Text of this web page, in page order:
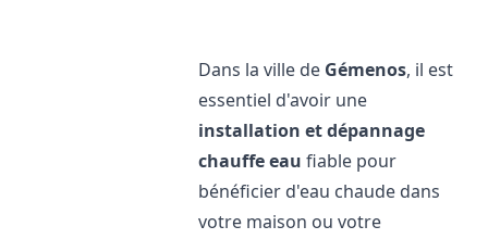
Dans la ville de Gémenos, il est
essentiel d'avoir une
installation et dépannage
chauffe eau fiable pour
bénéficier d'eau chaude dans
votre maison ou votre